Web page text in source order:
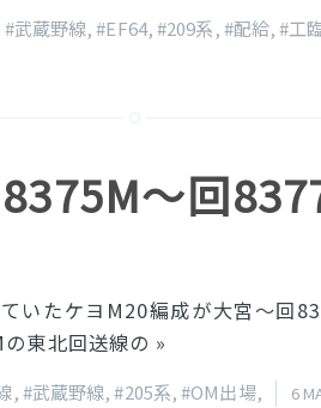
#武蔵野線,#EF64,#209系,#配給,#工
〜回
いたケヨM20編成が大宮〜回
東北回送線の »
,#武蔵野線,#205系,#OM出場, 6